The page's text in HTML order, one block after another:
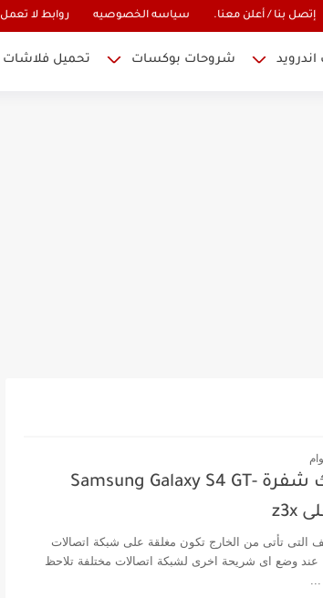
إتصل بنا / أعلن معنا. سياسه الخصوصيه روابط لا تعمل
شروحات بوكسات تحميل فلاشات
شرح فك شفرة Samsung Galaxy S4 GT-
التى تأتى من الخارج تكون مغلقة على شبكة اتصالات
عند وضع اى شريحة اخرى لشبكة اتصالات مختلفة تلاحظ
...